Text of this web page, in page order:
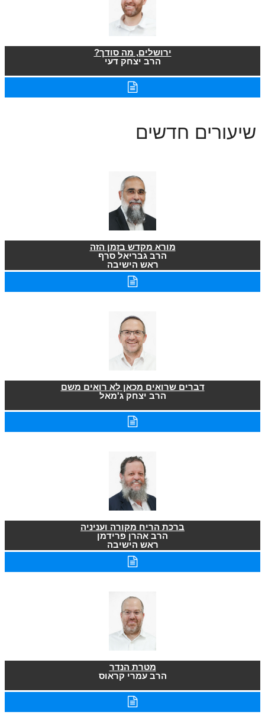
ירושלים, מה סודך?
הרב יצחק דעי
שיעורים חדשים
מורא מקדש בזמן הזה
הרב גבריאל סרף
ראש הישיבה
דברים שרואים מכאן לא רואים משם
הרב יצחק ג'מאל
ברכת הריח מקורה ועניניה
הרב אהרן פרידמן
ראש הישיבה
מטרת הנדר
הרב עמרי קראוס